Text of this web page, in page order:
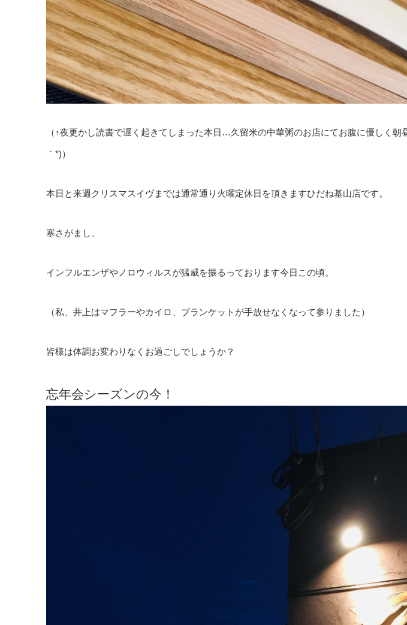
（↑夜更かし読書で遅く起きてしまった本日…久留米の中華粥のお店にてお腹に優しく朝
｀*)）
本日と来週クリスマスイヴまでは通常通り火曜定休日を頂きますひだね基山店です。
寒さがまし、
インフルエンザやノロウィルスが猛威を振るっております今日この頃。
（私、井上はマフラーやカイロ、ブランケットが手放せなくなって参りました）
皆様は体調お変わりなくお過ごしでしょうか？
忘年会シーズンの今！